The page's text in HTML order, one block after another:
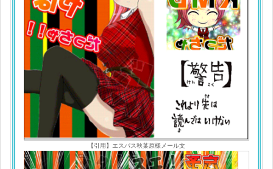
【引用】エスパス秋葉原様メール文